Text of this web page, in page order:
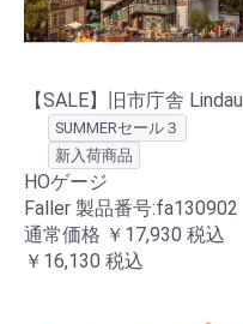
【SALE】旧市庁舎 Lindau
SUMMERセール３
新入荷商品
HOゲージ
Faller 製品番号:fa130902
通常価格 ￥17,930 税込
￥16,130 税込